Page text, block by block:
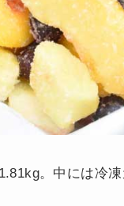
。中には冷